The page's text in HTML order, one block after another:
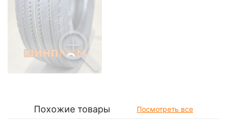
Похожие товары Посмотреть все